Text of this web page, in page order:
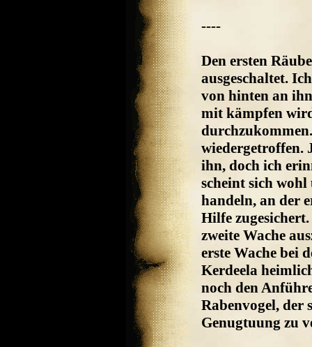
----
Den ersten
ausgeschaltet.
von hinten an
mit kämpfen
wiedergetroffen.
ihn, doch ich
scheint sich
handeln, an der
Hilfe
zweite Wache
erste Wache bei
Kerdeela
noch den
Rabenvogel, der
Genugtuung zu